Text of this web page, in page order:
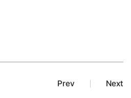
Prev Next